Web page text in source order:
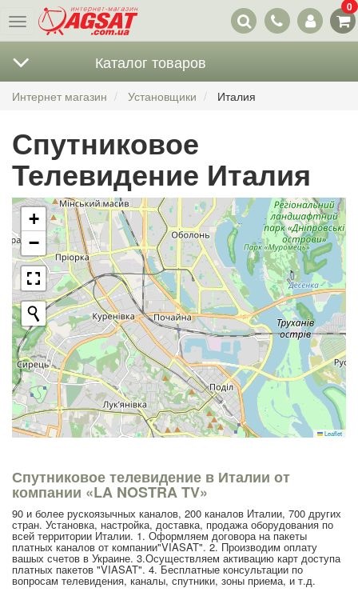
Меню
Наши
контакты
0
Каталог товаров
Интернет магазин Установщики Италия
Спутниковое
Телевидение Италия
+
−
Leaflet
Спутниковое телевидение в Италии от
компании «LA NOSTRA TV»
90 и более рускоязычных каналов, 200 каналов Италии, 700 других
стран. Установка, настройка, доставка, продажа оборудования по
всей территории Италии. 1. Оформляем договора на пакеты
платных каналов от компании"VIASAT". 2. Производим оплату
вашых счетов в Украине. 3.Осуществляем активацию карт доступа
платных пакетов "VIASAT". 4. Бесплатные консультации по
вопросам телевидения, каналы, спутники, зоны приема, и т.д.